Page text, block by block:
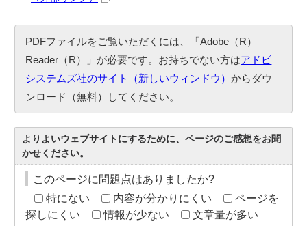
PDFファイルをご覧いただくには、「Adobe（R）
Reader（R）」が必要です。お持ちでない方はアドビ
システムズ社のサイト（新しいウィンドウ）からダウ
ンロード（無料）してください。
よりよいウェブサイトにするために、ページのご感想をお聞
かせください。
このページに問題点はありましたか?
特にない
内容が分かりにくい
ページを
探しにくい
情報が少ない 文章量が多い